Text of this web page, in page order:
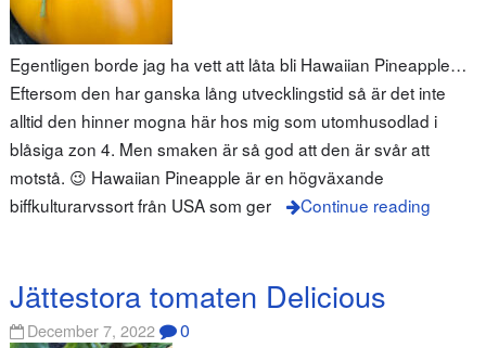
Egentligen borde jag ha vett att låta bli Hawaiian Pineapple…
Eftersom den har ganska lång utvecklingstid så är det inte
alltid den hinner mogna här hos mig som utomhusodlad i
blåsiga zon 4. Men smaken är så god att den är svår att
motstå. 😉 Hawaiian Pineapple är en högväxande
biffkulturarvssort från USA som ger
Continue reading
Jättestora tomaten Delicious
December 7, 2022 0